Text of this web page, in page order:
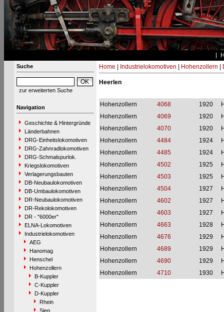
Suche
zur erweiterten Suche
Navigation
Geschichte & Hintergründe
Länderbahnen
DRG-Einheitslokomotiven
DRG-Zahnradlokomotiven
DRG-Schmalspurlok.
Kriegslokomotiven
Verlagerungsbauten
DB-Neubaulokomotiven
DB-Umbaulokomotiven
DR-Neubaulokomotiven
DR-Rekolokomotiven
DR - "6000er"
ELNA-Lokomotiven
Industrielokomotiven
AEG
Hanomag
Henschel
Hohenzollern
B-Kuppler
C-Kuppler
D-Kuppler
Rhein
Sieg
Home Industrielokomotiven Hohenzollern
Heerlen
Hohenzollern 4068 1920
Hohenzollern
4069 1920
Hohenzollern
4070 1920
Hohenzollern
4484 1924
Hohenzollern
4485 1924
Hohenzollern
4502 1925
Hohenzollern
4503 1925
Hohenzollern
4504 1927
Hohenzollern
4602 1927
Hohenzollern
4603 1927
Hohenzollern
4663 1928
Hohenzollern
4676 1929
Hohenzollern
4689 1929
Hohenzollern
4690 1929
Hohenzollern
4710 1930